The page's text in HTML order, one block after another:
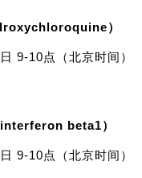
）
9-10点（北京时间）
beta1）
9-10点（北京时间）